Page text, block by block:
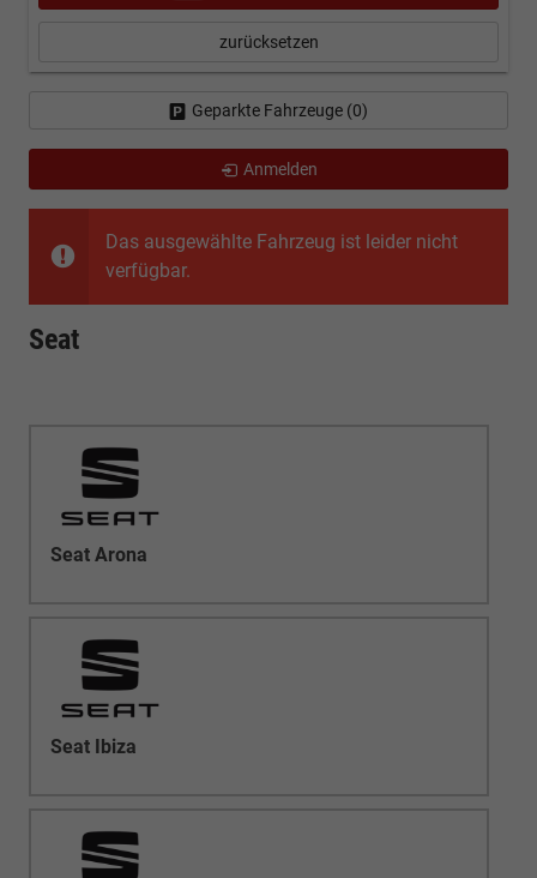
Das ausgewählte Fahrzeug ist leider nicht
verfügbar.
Seat
Seat Arona
Seat Ibiza
zurücksetzen
Geparkte Fahrzeuge (0)
Anmelden